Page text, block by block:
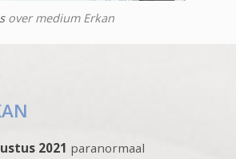
over medium Erkan
2021 paranormaal